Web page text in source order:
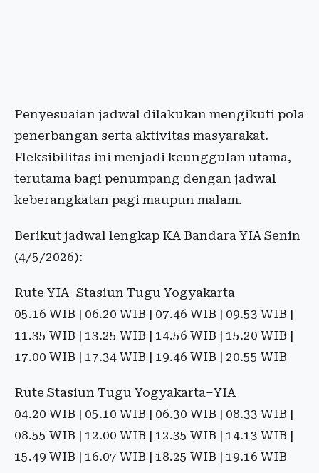
Penyesuaian jadwal dilakukan mengikuti pola
penerbangan serta aktivitas masyarakat.
Fleksibilitas ini menjadi keunggulan utama,
terutama bagi penumpang dengan jadwal
keberangkatan pagi maupun malam.
Berikut jadwal lengkap KA Bandara YIA Senin
(4/5/2026):
Rute YIA–Stasiun Tugu Yogyakarta
05.16 WIB | 06.20 WIB | 07.46 WIB | 09.53 WIB |
11.35 WIB | 13.25 WIB | 14.56 WIB | 15.20 WIB |
17.00 WIB | 17.34 WIB | 19.46 WIB | 20.55 WIB
Rute Stasiun Tugu Yogyakarta–YIA
04.20 WIB | 05.10 WIB | 06.30 WIB | 08.33 WIB |
08.55 WIB | 12.00 WIB | 12.35 WIB | 14.13 WIB |
15.49 WIB | 16.07 WIB | 18.25 WIB | 19.16 WIB